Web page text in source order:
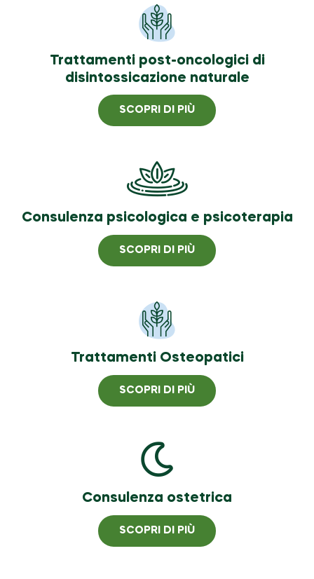
Trattamenti post-oncologici di
disintossicazione naturale
SCOPRI DI PIÙ
Consulenza psicologica e psicoterapia
SCOPRI DI PIÙ
Trattamenti Osteopatici
SCOPRI DI PIÙ
Consulenza ostetrica
SCOPRI DI PIÙ